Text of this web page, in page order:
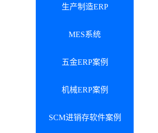
生产制造ERP
MES系统
五金ERP案例
机械ERP案例
SCM进销存软件案例